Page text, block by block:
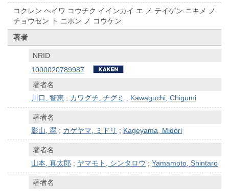
コクレン ヘイワ コウチク イインカイ エ ノ テイゲン ニキメ ノ
チョウセン ト ニホン ノ コウケン
著者
NRID
1000020789987
著者名
川口, 智恵 ; カワグチ, チグミ ; Kawaguchi, Chigumi
著者名
影山, 翠 ; カゲヤマ, ミドリ ; Kageyama, Midori
著者名
山本, 真太郎 ; ヤマモト, シンタロウ ;Yamamoto, Shintaro
著者名